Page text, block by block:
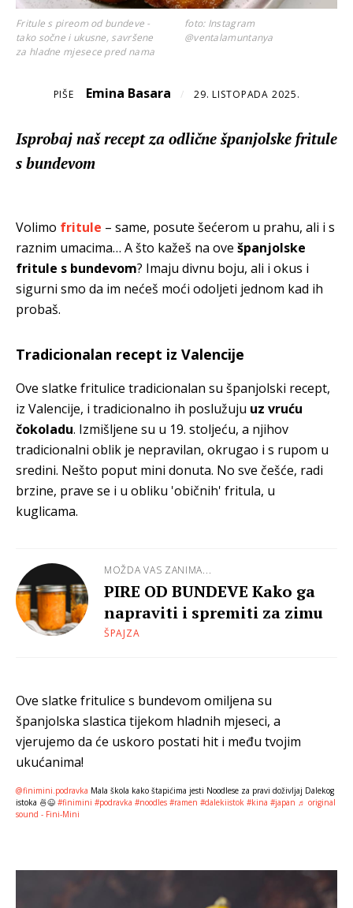
Fritule s pireom od bundeve -
tako sočne i ukusne, savršene
za hladne mjesece pred nama
foto: Instagram
@ventalamuntanya
PIŠE Emina Basara / 29. LISTOPADA 2025.
Isprobaj naš recept za odlične španjolske fritule
s bundevom
Volimo fritule – same, posute šećerom u prahu, ali i s
raznim umacima… A što kažeš na ove španjolske
fritule s bundevom? Imaju divnu boju, ali i okus i
sigurni smo da im nećeš moći odoljeti jednom kad ih
probaš.
Tradicionalan recept iz Valencije
Ove slatke fritulice tradicionalan su španjolski recept,
iz Valencije, i tradicionalno ih poslužuju uz vruću
čokoladu. Izmišljene su u 19. stoljeću, a njihov
tradicionalni oblik je nepravilan, okrugao i s rupom u
sredini. Nešto poput mini donuta. No sve češće, radi
brzine, prave se i u obliku 'običnih' fritula, u
kuglicama.
MOŽDA VAS ZANIMA...
PIRE OD BUNDEVE Kako ga
napraviti i spremiti za zimu
ŠPAJZA
Ove slatke fritulice s bundevom omiljena su
španjolska slastica tijekom hladnih mjeseci, a
vjerujemo da će uskoro postati hit i među tvojim
ukućanima!
@finimini.podravka Mala škola kako štapićima jesti Noodlese za pravi doživljaj Dalekog
istoka 🍜😉 #finimini #podravka #noodles #ramen #dalekiistok #kina #japan ♬ original
sound - Fini-Mini